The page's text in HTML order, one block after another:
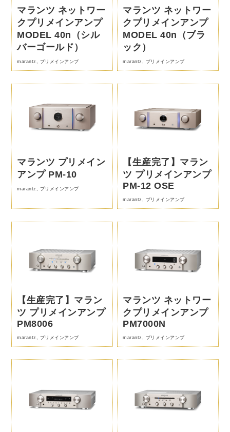
マランツ ネットワー
クプリメインアンプ
MODEL 40n（シル
バーゴールド）
marantz , プリメインアンプ
マランツ ネットワー
クプリメインアンプ
MODEL 40n（ブラ
ック）
marantz , プリメインアンプ
マランツ プリメイン
アンプ PM-10
marantz , プリメインアンプ
【生産完了】マラン
ツ プリメインアンプ
PM-12 OSE
marantz , プリメインアンプ
【生産完了】マラン
ツ プリメインアンプ
PM8006
marantz プリメインアンプ
マランツ ネットワー
クプリメインアンプ
PM7000N
marantz プリメインアンプ